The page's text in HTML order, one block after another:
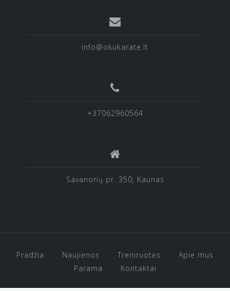
info@okukarate.lt
+37062960564
Savanorių pr. 350, Kaunas
Pradžia Naujienos Treniruotės
Apie mus
Parama
Kontaktai